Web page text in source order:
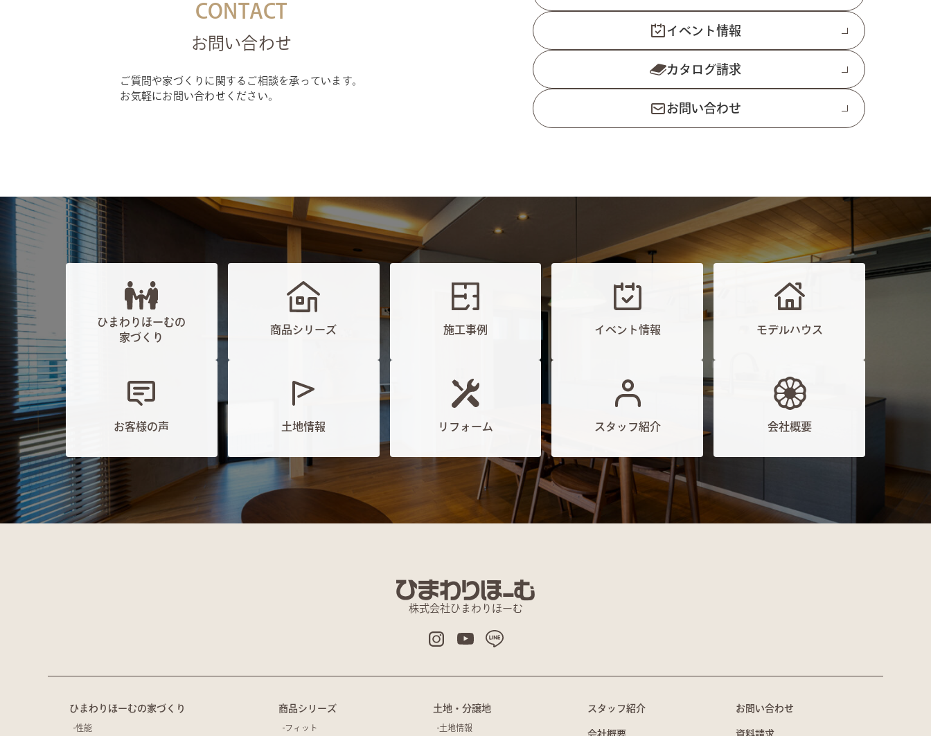
CONTACT
お問い合わせ
ご質問や家づくりに関するご相談を承っています。
お気軽にお問い合わせください。
イベント情報
カタログ請求
お問い合わせ
ひまわりほーむの
家づくり
商品シリーズ 施工事例 イベント情報 モデルハウス
お客様の声 土地情報 リフォーム スタッフ紹介 会社概要
株式会社ひまわりほーむ
ひまわりほーむの家づくり
性能
商品シリーズ
フィット
土地・分譲地
土地情報
スタッフ紹介 お問い合わせ